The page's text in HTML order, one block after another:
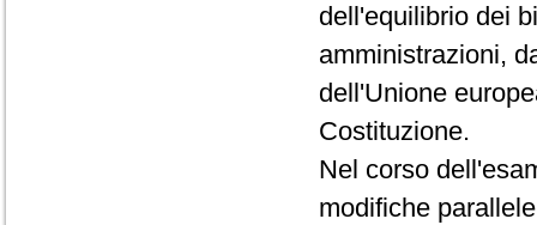
dell'equilibrio dei
amministrazioni,
dell'Unione
Costituzione.
Nel corso
modifiche